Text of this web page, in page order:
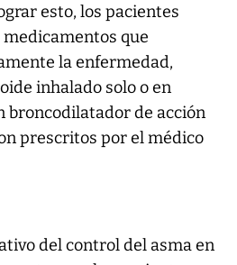
esto, los pacientes
que
la enfermedad,
inhalado solo o en
broncodilatador de acción
prescritos por el médico
del control del asma en